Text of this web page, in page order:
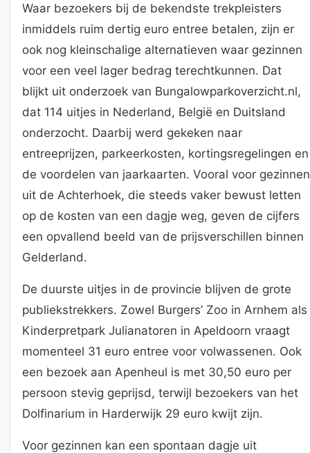
Waar bezoekers bij de bekendste trekpleisters
inmiddels ruim dertig euro entree betalen, zijn er
ook nog kleinschalige alternatieven waar gezinnen
voor een veel lager bedrag terechtkunnen. Dat
blijkt uit onderzoek van Bungalowparkoverzicht.nl,
dat 114 uitjes in Nederland, België en Duitsland
onderzocht. Daarbij werd gekeken naar
entreeprijzen, parkeerkosten, kortingsregelingen en
de voordelen van jaarkaarten. Vooral voor gezinnen
uit de Achterhoek, die steeds vaker bewust letten
op de kosten van een dagje weg, geven de cijfers
een opvallend beeld van de prijsverschillen binnen
Gelderland.
De duurste uitjes in de provincie blijven de grote
publiekstrekkers. Zowel Burgers’ Zoo in Arnhem als
Kinderpretpark Julianatoren in Apeldoorn vraagt
momenteel 31 euro entree voor volwassenen. Ook
een bezoek aan Apenheul is met 30,50 euro per
persoon stevig geprijsd, terwijl bezoekers van het
Dolfinarium in Harderwijk 29 euro kwijt zijn.
Voor gezinnen kan een spontaan dagje uit